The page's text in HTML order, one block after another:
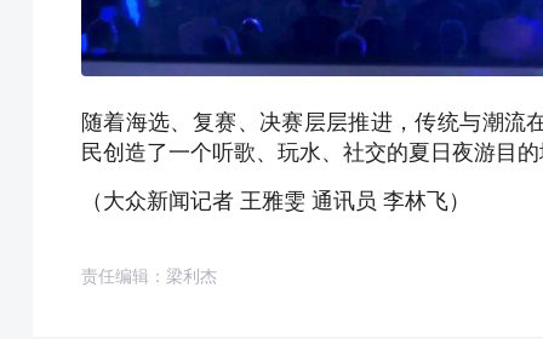
随着海选、复赛、决赛层层推进，传统与潮流
民创造了一个听歌、玩水、社交的夏日夜游目
（大众新闻记者 王雅雯 通讯员 李林飞）
责任编辑：梁利杰